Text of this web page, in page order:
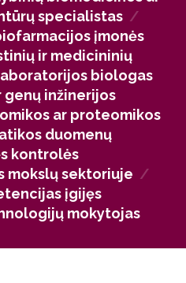
gali studijuoti
ir siekti
ar užsienio
tyrimų institutuose.
taip pat
valstybinėse agentūrose
institucijose, kur svarbus
kurti sprendimus,
įžvalgomis.
specialistas /
įmonės
ir medicininių
biologas
inžinerijos
ar proteomikos
duomenų
kontrolės
mokslų sektoriuje /
įgijęs
mokytojas